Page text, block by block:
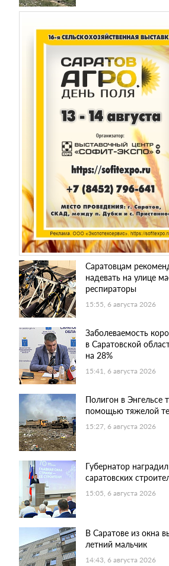
Саратовцам
надевать на улице
респираторы
15:55, 6 августа 2026
Заболеваемость
в Саратовской
на 28%
15:41, 6 августа 2026
Полигон в Энгельсе
помощью тяжелой
15:27, 6 августа 2026
Губернатор
саратовских
15:05, 6 августа 2026
В Саратове из окна
летний мальчик
14:43, 6 августа 2026